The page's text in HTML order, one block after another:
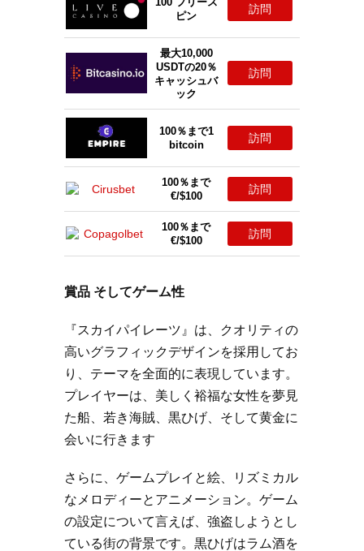
ピン
訪問
最大10,000
USDTの20％
キャッシュバ
ック
訪問
100％まで1
bitcoin
訪問
100％まで
€/$100
訪問
100％まで
€/$100
訪問
賞品 そしてゲーム性
『スカイパイレーツ』は、クオリティの
高いグラフィックデザインを採用してお
り、テーマを全面的に表現しています。
プレイヤーは、美しく裕福な女性を夢見
た船、若き海賊、黒ひげ、そして黄金に
会いに行きます
さらに、ゲームプレイと絵、リズミカル
なメロディーとアニメーション。ゲーム
の設定について言えば、強盗しようとし
ている街の背景です。黒ひげはラム酒を